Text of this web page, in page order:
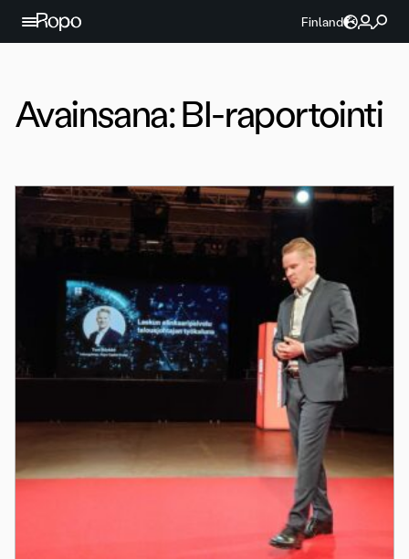
Jatka sisältöön
Finland
Avainsana:BI-raportointi